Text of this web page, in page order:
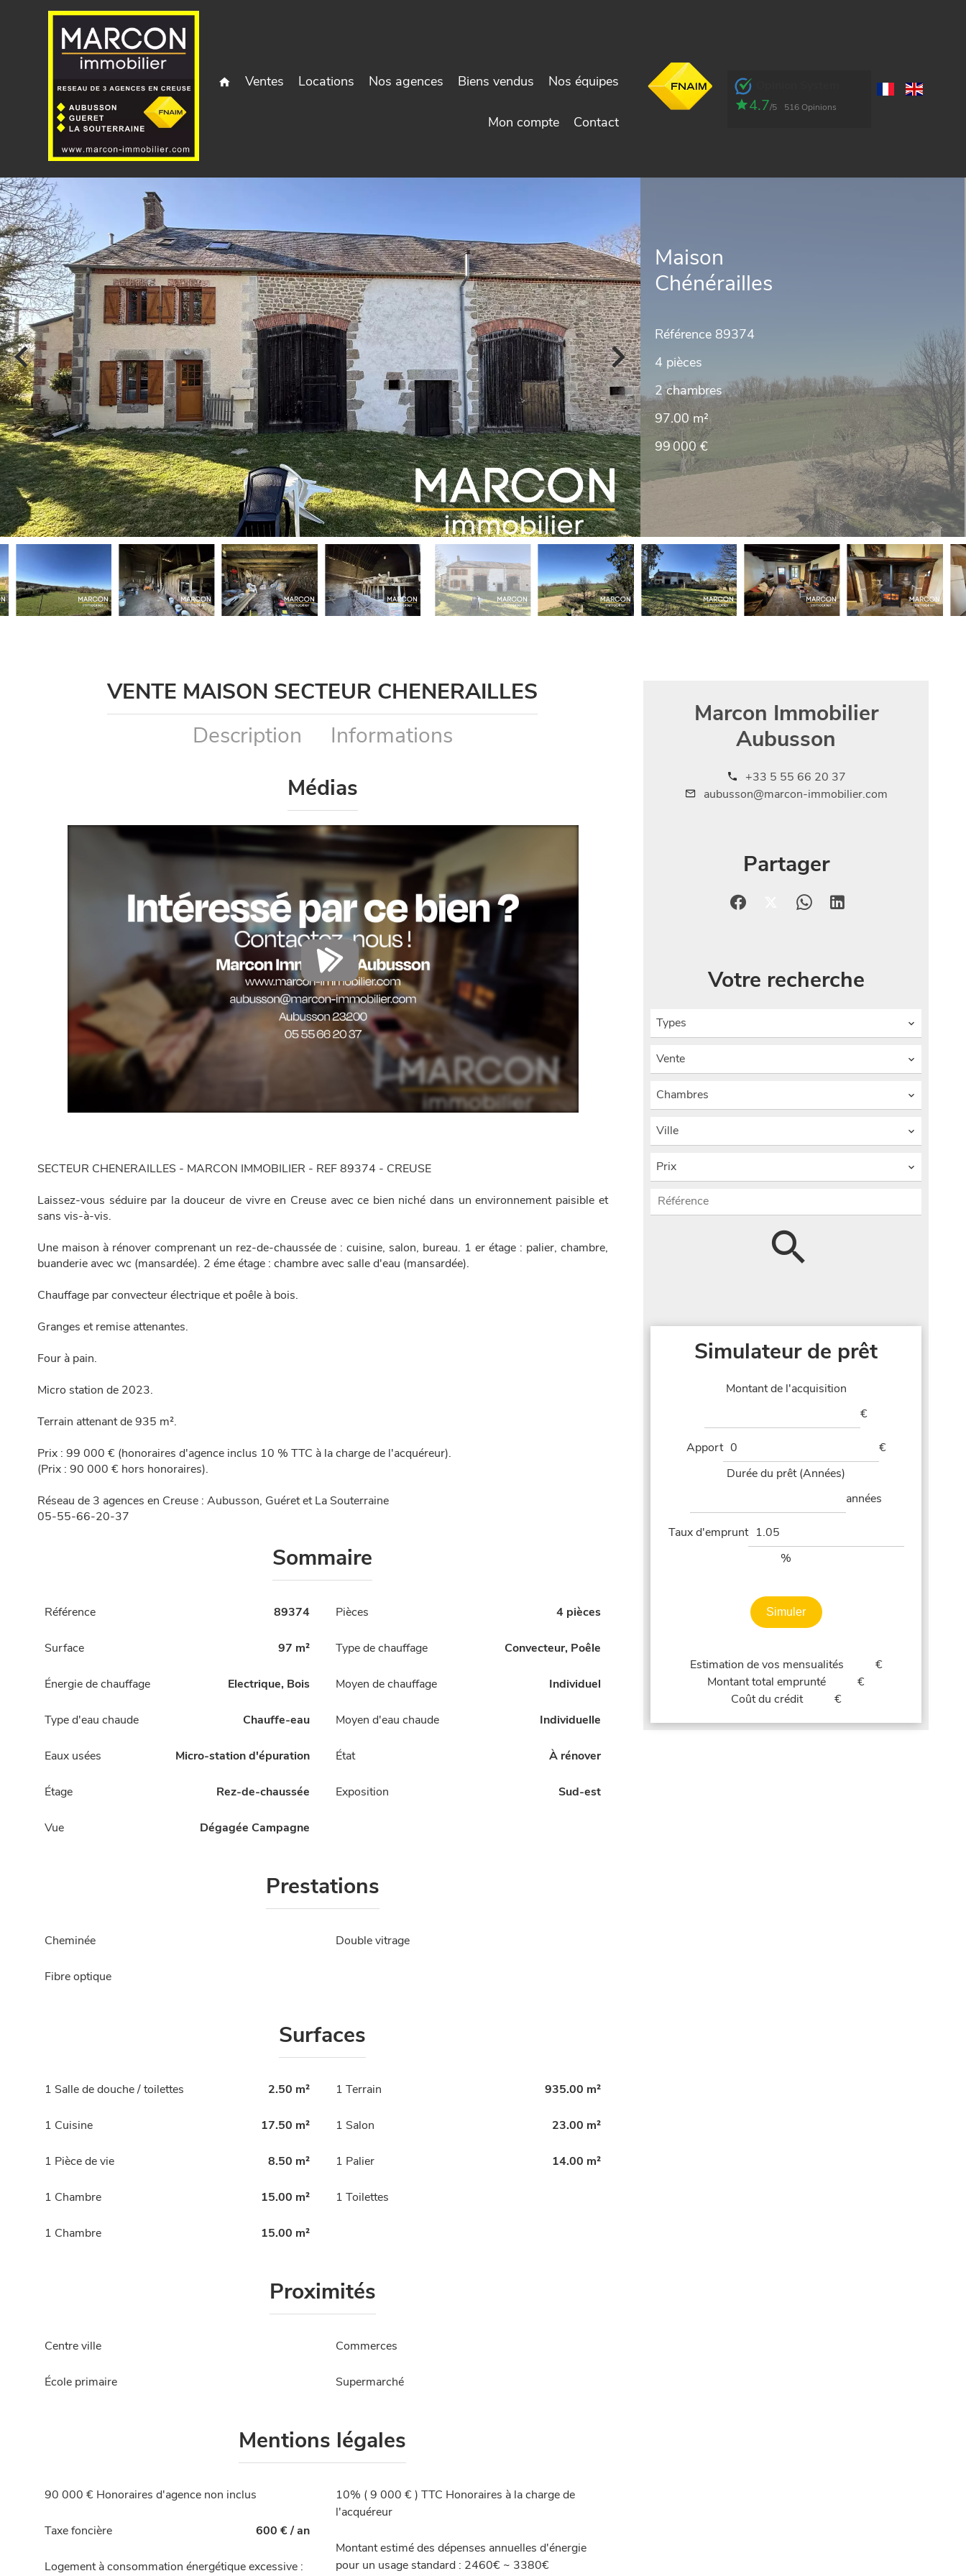
Ventes Locations Nos agences Biens vendus Nos équipes
Mon compte Contact
4.7/5 516 Opinions
Maison
Chénérailles
Référence 89374
4 pièces
2 chambres
97.00m²
99 000 €
VENTE MAISON SECTEUR CHENERAILLES
Description
Informations
Médias
SECTEUR CHENERAILLES - MARCON IMMOBILIER - REF 89374 - CREUSE
Laissez-vous séduire par la douceur de vivre en Creuse avec ce bien niché dans un environnement paisible et
sans vis-à-vis.
Une maison à rénover comprenant un rez-de-chaussée de : cuisine, salon, bureau. 1 er étage : palier, chambre,
buanderie avec wc (mansardée). 2 éme étage : chambre avec salle d'eau (mansardée).
Chauffage par convecteur électrique et poêle à bois.
Granges et remise attenantes.
Four à pain.
Micro station de 2023.
Terrain attenant de 935 m².
Prix : 99 000 € (honoraires d'agence inclus 10 % TTC à la charge de l'acquéreur).
(Prix : 90 000 € hors honoraires).
Réseau de 3 agences en Creuse : Aubusson, Guéret et La Souterraine
05-55-66-20-37
Sommaire
Référence 89374 Pièces 4 pièces
Surface 97 m² Type de chauffage Convecteur, Poêle
Énergie de chauffage Electrique, Bois Moyen de chauffage Individuel
Type d'eau chaude Chauffe-eau Moyen d'eau chaude Individuelle
Eaux usées Micro-station d'épuration État À rénover
Étage Rez-de-chaussée Exposition Sud-est
Vue Dégagée Campagne
Prestations
Cheminée Double vitrage
Fibre optique
Surfaces
1 Salle de douche / toilettes 2.50 m² 1 Terrain 935.00 m²
1 Cuisine 17.50 m² 1 Salon 23.00 m²
1 Pièce de vie 8.50 m² 1 Palier 14.00 m²
1 Chambre 15.00 m² 1 Toilettes
1 Chambre 15.00 m²
Proximités
Centre ville Commerces
École primaire Supermarché
Mentions légales
90 000 € Honoraires d'agence non inclus
10% ( 9 000 € ) TTC Honoraires à la charge de
l'acquéreur
Taxe foncière
600 € / an
Montant estimé des dépenses annuelles d'énergie
pour un usage standard : 2460€ ~ 3380€
Logement à consommation énergétique excessive :
Marcon Immobilier
Aubusson
+33 5 55 66 20 37
aubusson@marcon-immobilier.com
Partager
Votre recherche
Types
Vente
Chambres
Ville
Prix
Simulateur de prêt
Montant de l'acquisition
€
Apport €
Durée du prêt (Années)
années
Taux d'emprunt
%
Simuler
Estimation de vos mensualités
€
Montant total emprunté
€
Coût du crédit
€